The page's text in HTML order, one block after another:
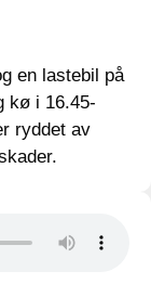
en lastebil på
kø i 16.45-
ryddet av